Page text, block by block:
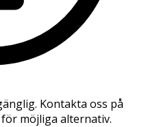
Kontakta oss på
möjliga alternativ.